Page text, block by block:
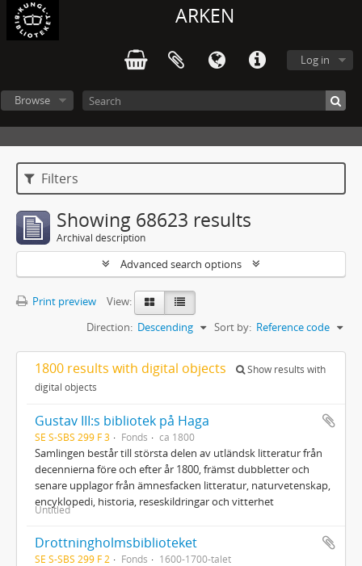
ARKEN
Log in
Browse
Filters
Showing 68623 results
Archival description
Advanced search options
Print preview
View:
Sort by: Reference code
Direction: Descending
1800 results with digital objects
Show results with
digital objects
Gustav III:s bibliotek på Haga
SE S-SBS 299 F 3 Fonds ca 1800
Samlingen består till största delen av utländsk litteratur från
decennierna före och efter år 1800, främst dubbletter och
senare upplagor från ämnesfacken litteratur, naturvetenskap,
encyklopedi, historia, reseskildringar och vitterhet
Untitled
Drottningholmsbiblioteket
SE S-SBS 299 F 2 Fonds 1600-1700-talet